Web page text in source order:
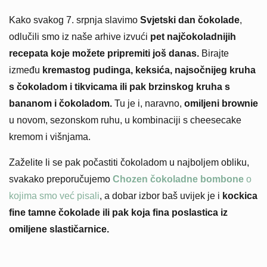
Kako svakog 7. srpnja slavimo Svjetski dan čokolade,
odlučili smo iz naše arhive izvući pet najčokoladnijih
recepata koje možete pripremiti još danas. Birajte
između kremastog pudinga, keksića, najsočnijeg kruha
s čokoladom i tikvicama ili pak brzinskog kruha s
bananom i čokoladom. Tu je i, naravno, omiljeni brownie
u novom, sezonskom ruhu, u kombinaciji s cheesecake
kremom i višnjama.
Zaželite li se pak počastiti čokoladom u najboljem obliku,
svakako preporučujemo Chozen čokoladne bombone o
kojima smo već pisali, a dobar izbor baš uvijek je i kockica
fine tamne čokolade ili pak koja fina poslastica iz
omiljene slastičarnice.